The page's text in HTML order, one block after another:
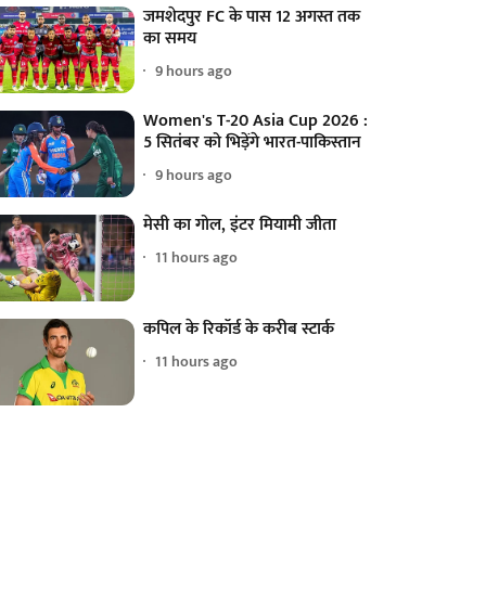
जमशेदपुर FC के पास 12 अगस्त तक
का समय
9 hours ago
Women's T-20 Asia Cup 2026 :
5 सितंबर को भिड़ेंगे भारत-पाकिस्तान
9 hours ago
मेसी का गोल, इंटर मियामी जीता
11 hours ago
कपिल के रिकॉर्ड के करीब स्टार्क
11 hours ago